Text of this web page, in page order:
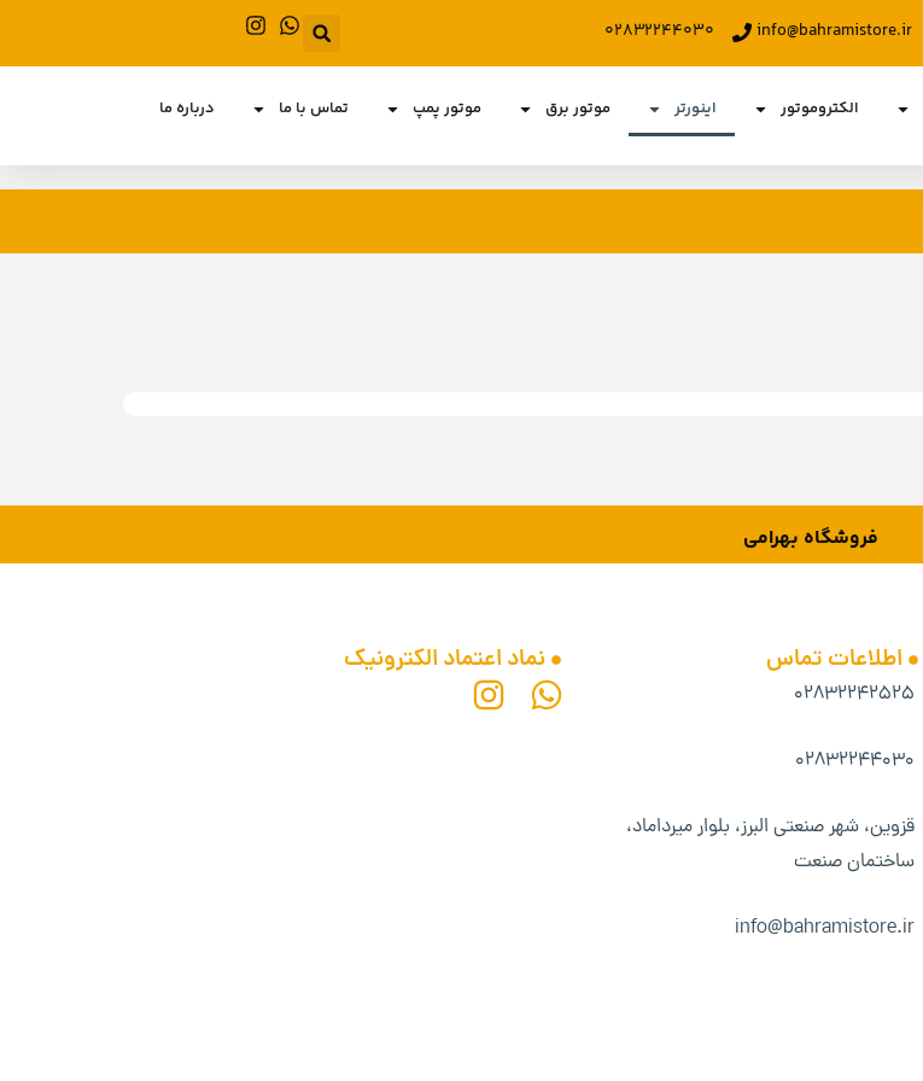
info@bahramistore.ir ۰۲۸۳۲۲۴۴۰۳۰
الکتروموتور اینورتر موتور برق موتور پمپ تماس با ما درباره ما
فروشگاه بهرامی
اطلاعات تماس
۰۲۸۳۲۲۴۲۵۲۵
۰۲۸۳۲۲۴۴۰۳۰
قزوین، شهر صنعتی البرز، بلوار میرداماد،
ساختمان صنعت
info@bahramistore.ir
نماد اعتماد الکترونیک